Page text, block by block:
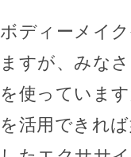
ボディーメイ
ますが、みな
を使っていま
を活用できれ